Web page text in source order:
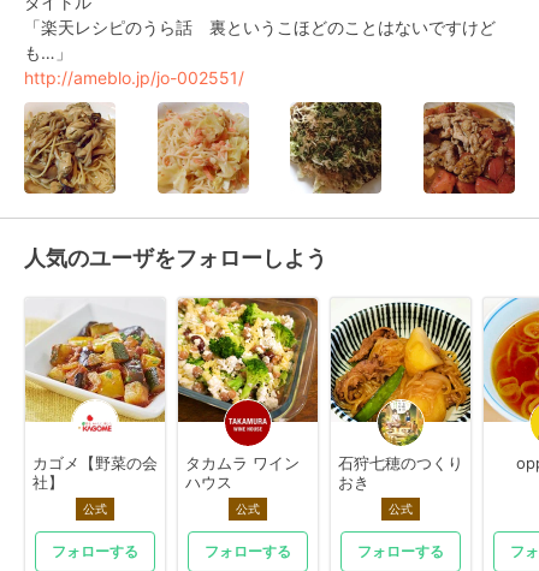
「楽天レシピのうら話　裏というこほどのことはないですけど
http://ameblo.jp/jo-002551/
人気のユーザをフォローしよう
カゴメ【野菜の会
社】
公式
フォローする
タカムラ ワイン
ハウス
公式
フォローする
石狩七穂のつくり
おき
公式
フォローする フ